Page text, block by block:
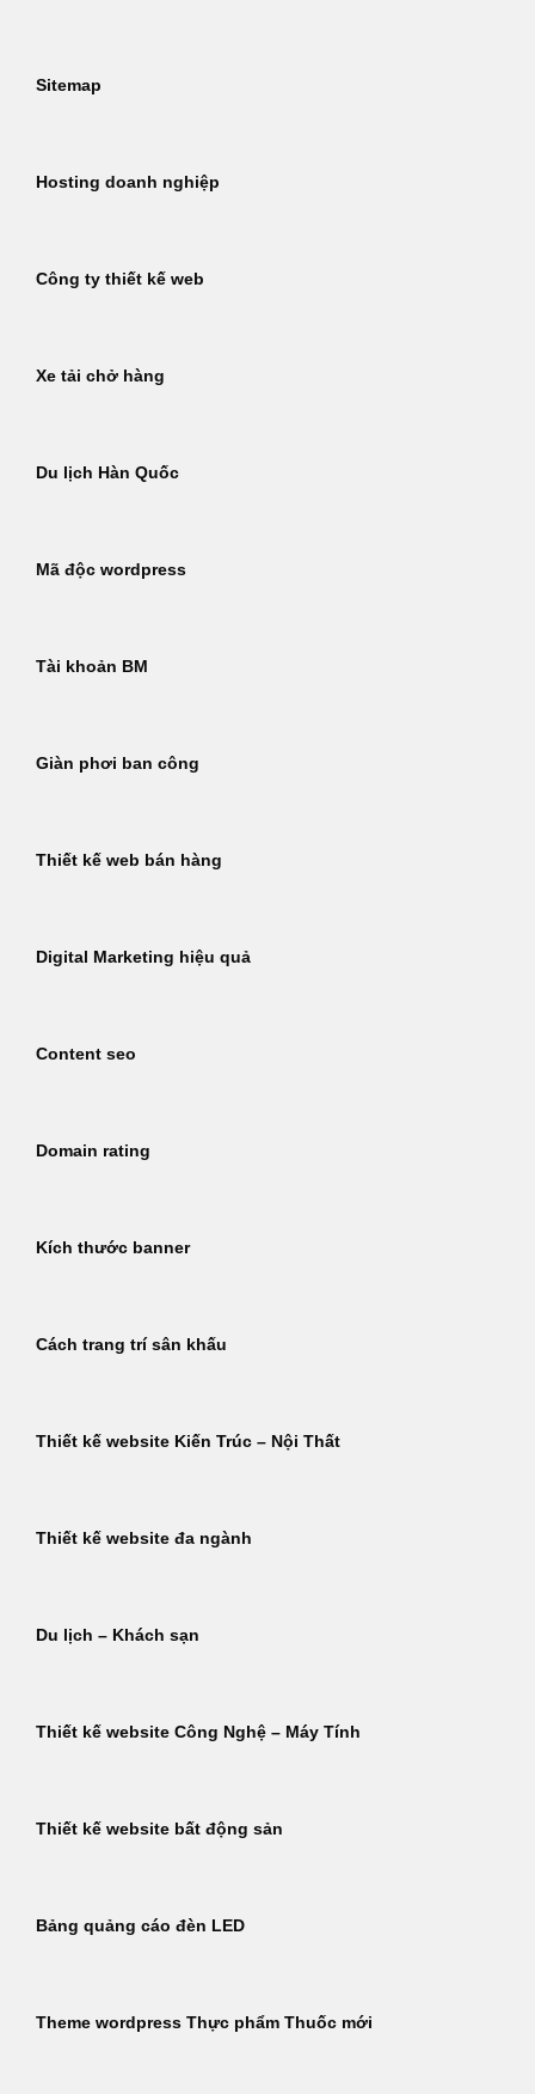
Sitemap
Hosting doanh nghiệp
Công ty thiết kế web
Xe tải chở hàng
Du lịch Hàn Quốc
Mã độc wordpress
Tài khoản BM
Giàn phơi ban công
Thiết kế web bán hàng
Digital Marketing hiệu quả
Content seo
Domain rating
Kích thước banner
Cách trang trí sân khấu
Thiết kế website Kiến Trúc – Nội Thất
Thiết kế website đa ngành
Du lịch – Khách sạn
Thiết kế website Công Nghệ – Máy Tính
Thiết kế website bất động sản
Bảng quảng cáo đèn LED
Theme wordpress Thực phẩm Thuốc mới